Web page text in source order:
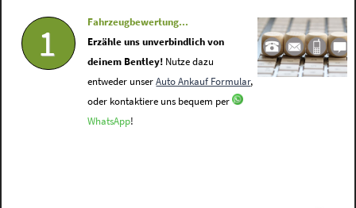
1
Fahrzeugbewertung...
Erzähle uns unverbindlich von
deinem Bentley! Nutze dazu
entweder unserAuto Ankauf Formular,
oder kontaktiere uns bequem per
WhatsApp!